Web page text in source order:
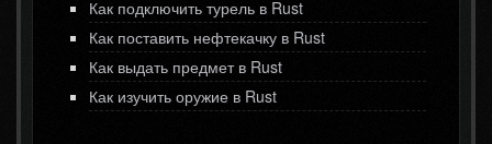
Как подключить турель в Rust
Как поставить нефтекачку в Rust
Как выдать предмет в Rust
Как изучить оружие в Rust